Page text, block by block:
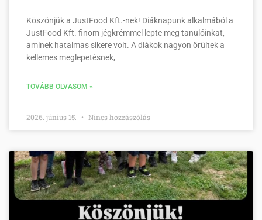
Köszönjük a JustFood Kft.-nek! Diáknapunk alkalmából a
JustFood Kft. finom jégkrémmel lepte meg tanulóinkat,
aminek hatalmas sikere volt. A diákok nagyon örültek a
kellemes meglepetésnek,
TOVÁBB OLVASOM »
2026. június 15. Nincs hozzászólás